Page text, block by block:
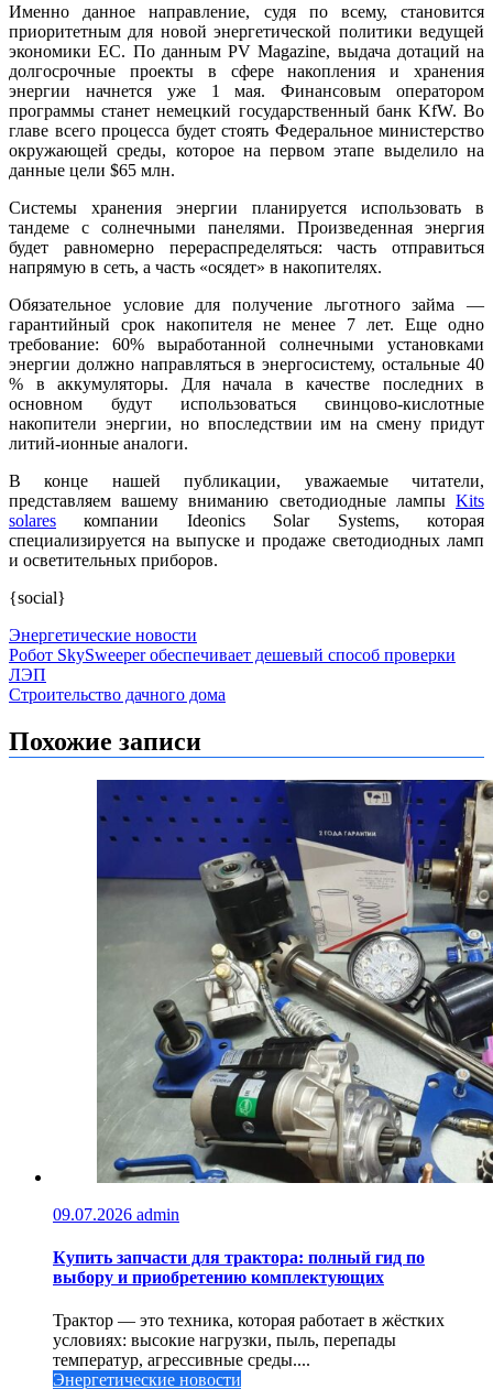
Именно данное направление, судя по всему, становится
приоритетным для новой энергетической политики ведущей
экономики ЕС. По данным PV Magazine, выдача дотаций на
долгосрочные проекты в сфере накопления и хранения
энергии начнется уже 1 мая. Финансовым оператором
программы станет немецкий государственный банк KfW. Во
главе всего процесса будет стоять Федеральное министерство
окружающей среды, которое на первом этапе выделило на
данные цели $65 млн.
Системы хранения энергии планируется использовать в
тандеме с солнечными панелями. Произведенная энергия
будет равномерно перераспределяться: часть отправиться
напрямую в сеть, а часть «осядет» в накопителях.
Обязательное условие для получение льготного займа —
гарантийный срок накопителя не менее 7 лет. Еще одно
требование: 60% выработанной солнечными установками
энергии должно направляться в энергосистему, остальные 40
% в аккумуляторы. Для начала в качестве последних в
основном будут использоваться свинцово-кислотные
накопители энергии, но впоследствии им на смену придут
литий-ионные аналоги.
В конце нашей публикации, уважаемые читатели,
представляем вашему вниманию светодиодные лампы Kits
solares компании Ideonics Solar Systems, которая
специализируется на выпуске и продаже светодиодных ламп
и осветительных приборов.
{social}
Энергетические новости
Навигация
по
Робот SkySweeper обеспечивает дешевый способ проверки
ЛЭП
Строительство дачного дома
Похожие записи
09.07.2026 admin
Купить запчасти для трактора: полный гид по
выбору и приобретению комплектующих
Трактор — это техника, которая работает в жёстких
условиях: высокие нагрузки, пыль, перепады
температур, агрессивные среды....
Энергетические новости